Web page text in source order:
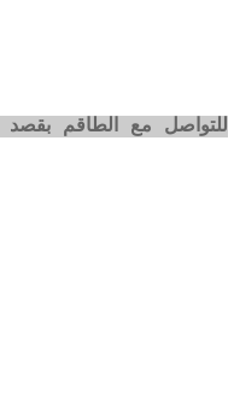
للتواصل مع الطاقم